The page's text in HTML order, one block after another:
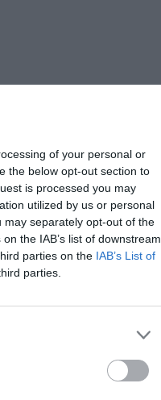
of your personal or
the below opt-out section to
is processed you may
utilized by us or personal
may separately opt-out of the
the IAB’s list of downstream
parties on the IAB’s List of
parties.